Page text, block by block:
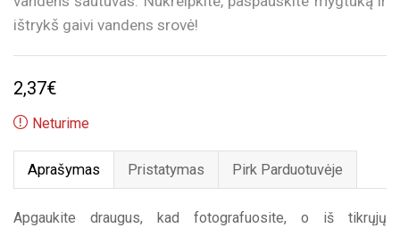
ištrykš gaivi vandens srovė!
2,37€
Neturime
Aprašymas Pristatymas Pirk Parduotuvėje
Apgaukite draugus, kad fotografuosite, o iš tikrųjų